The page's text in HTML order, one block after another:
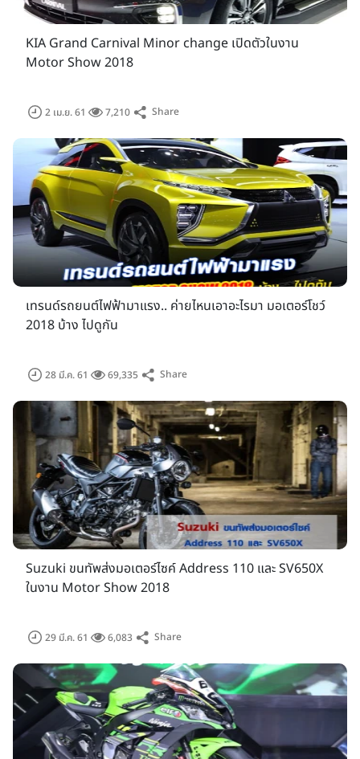
KIA Grand Carnival Minor change เปิดตัวในงาน
Motor Show 2018
2 เม.ย. 61 7,210 Share
เทรนด์รถยนต์ไฟฟ้ามาแรง.. ค่ายไหนเอาอะไรมา มอเตอร์โชว์
2018 บ้าง ไปดูกัน
28 มี.ค. 61 69,335 Share
Suzuki ขนทัพส่งมอเตอร์ไซค์ Address 110 และ SV650X
ในงาน Motor Show 2018
29 มี.ค. 61 6,083 Share